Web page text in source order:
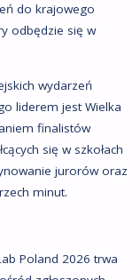
do krajowego
odbędzie się w
wydarzeń
liderem jest Wielka
finalistów
się w szkołach
jurorów oraz
minut.
Poland 2026 trwa